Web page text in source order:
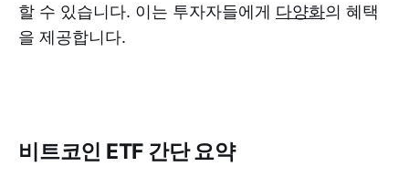
할 수 있습니다. 이는 투자자들에게 다양화의 혜택
을 제공합니다.
비트코인 ETF 간단 요약